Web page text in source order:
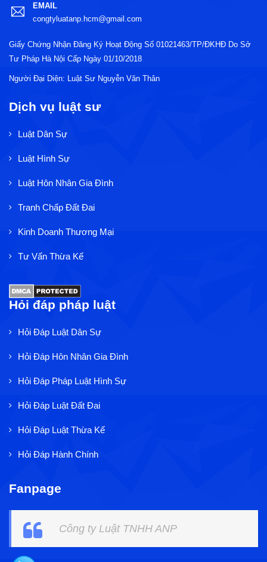
EMAIL
congtyluatanp.hcm@gmail.com
Giấy Chứng Nhận Đăng Ký Hoạt Động Số 01021463/TP/ĐKHĐ Do Sở
Tư Pháp Hà Nội Cấp Ngày 01/10/2018
Người Đại Diện: Luật Sư Nguyễn Văn Thân
Dịch vụ luật sư
Luật Dân Sự
Luật Hình Sự
Luật Hôn Nhân Gia Đình
Tranh Chấp Đất Đai
Kinh Doanh Thương Mại
Tư Vấn Thừa Kế
Hỏi đáp pháp luật
Hỏi Đáp Luật Dân Sự
Hỏi Đáp Hôn Nhân Gia Đình
Hỏi Đáp Pháp Luật Hình Sự
Hỏi Đáp Luật Đất Đai
Hỏi Đáp Luật Thừa Kế
Hỏi Đáp Hành Chính
Fanpage
Công ty Luật TNHH ANP